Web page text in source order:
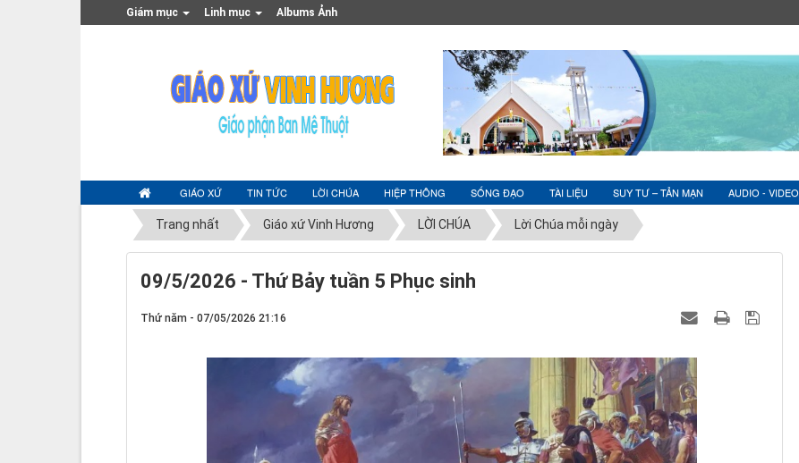
Giám mục Linh mục Albums Ảnh
GIÁO XỨ TIN TỨC LỜI CHÚA HIỆP THÔNG SỐNG ĐẠO TÀI LIỆU SUY TƯ – TẢN MẠN AUDIO - VIDEO
Trang nhất Giáo xứ Vinh Hương LỜI CHÚA Lời Chúa mỗi ngày
09/5/2026 - Thứ Bảy tuần 5 Phục sinh
Thứ năm - 07/05/2026 21:16